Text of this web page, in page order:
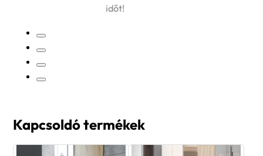
időt!
Kapcsoldó termékek